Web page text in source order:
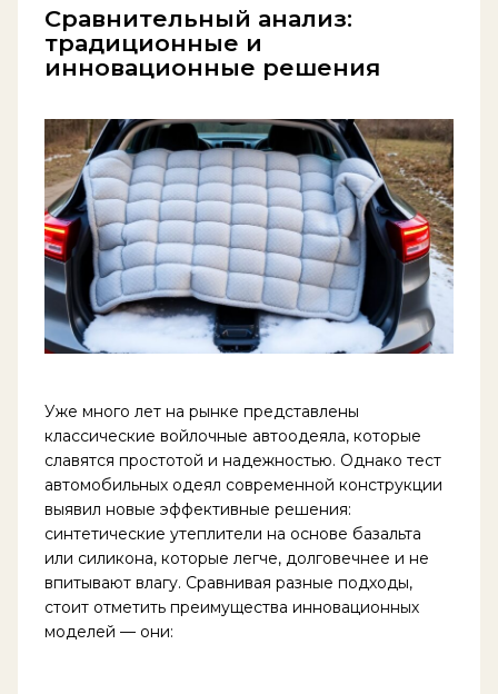
Сравнительный анализ:
традиционные и
инновационные решения
Уже много лет на рынке представлены
классические войлочные автоодеяла, которые
славятся простотой и надежностью. Однако тест
автомобильных одеял современной конструкции
выявил новые эффективные решения:
синтетические утеплители на основе базальта
или силикона, которые легче, долговечнее и не
впитывают влагу. Сравнивая разные подходы,
стоит отметить преимущества инновационных
моделей — они: